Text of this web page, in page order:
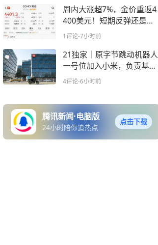
周内大涨超7%，金价重返4
400美元！短期反弹还是趋
势反转？
1评论-7小时前
21独家｜原字节跳动机器人
一号位加入小米，负责基座
模型研发
4评论-6小时前
腾讯新闻·电脑版
24小时陪你追热点
点击下载